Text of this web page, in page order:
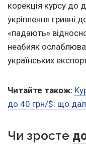
корекція курсу до
укріплення гривні
«падають»
неабияк
українських
Читайте також:
до 40 грн/$: що
Чи зросте